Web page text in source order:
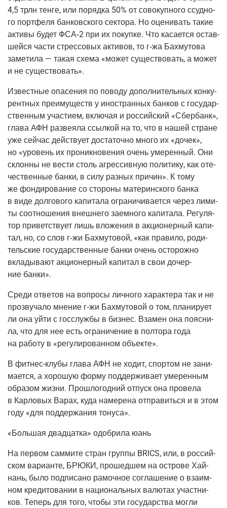
4,5 трлн тен­ге, или поряд­ка 50% от сово­куп­но­го ссуд­но­
го порт­фе­ля бан­ков­ско­го сек­то­ра. Но оце­ни­вать такие
акти­вы будет ФСА‑2 при их покуп­ке. Что каса­ет­ся остав­
шей­ся части стрес­со­вых акти­вов, то г‑жа Бахму­то­ва
заме­ти­ла — такая схе­ма «может суще­ство­вать, а может
и не существовать».
Извест­ные опа­се­ния по пово­ду допол­ни­тель­ных кон­ку­
рент­ных пре­иму­ществ у ино­стран­ных бан­ков с госу­дар­
ствен­ным уча­сти­ем, вклю­чая и рос­сий­ский «Сбер­банк»,
гла­ва АФН раз­ве­я­ла ссыл­кой на то, что в нашей стране
уже сей­час дей­ству­ет доста­точ­но мно­го их «дочек»,
но «уро­вень их про­ник­но­ве­ния очень уме­рен­ный. Они
склон­ны не вести столь агрес­сив­ную поли­ти­ку, как оте­
че­ствен­ные бан­ки, в силу раз­ных при­чин». К тому
же фон­ди­ро­ва­ние со сто­ро­ны мате­рин­ско­го бан­ка
в виде дол­го­во­го капи­та­ла огра­ни­чи­ва­ет­ся через лими­
ты соот­но­ше­ния внеш­не­го заем­но­го капи­та­ла. Регу­ля­
тор при­вет­ству­ет лишь вло­же­ния в акци­о­нер­ный капи­
тал, но, со слов г‑жи Бахму­то­вой, «как пра­ви­ло, роди­
тель­ские госу­дар­ствен­ные бан­ки очень осто­рож­но
вкла­ды­ва­ют акци­о­нер­ный капи­тал в свои дочер­
ние банки».
Сре­ди отве­тов на вопро­сы лич­но­го харак­те­ра так и не
про­зву­ча­ло мне­ние г‑жи Бахму­то­вой о том, пла­ни­ру­ет
ли она уйти с гос­служ­бы в биз­нес. Вза­мен она пояс­ни­
ла, что для нее есть огра­ни­че­ние в пол­то­ра года
на рабо­ту в «регу­ли­ро­ван­ном объекте».
В фит­нес-клу­бы гла­ва АФН не ходит, спор­том не зани­
ма­ет­ся, а хоро­шую фор­му под­дер­жи­ва­ет уме­рен­ным
обра­зом жиз­ни. Про­шло­год­ний отпуск она про­ве­ла
в Кар­ло­вых Варах, куда наме­ре­на отпра­вить­ся и в этом
году «для под­дер­жа­ния тонуса».
«Боль­шая два­дцат­ка» одоб­ри­ла юань
На пер­вом сам­ми­те стран груп­пы BRICS, или, в рос­сий­
ском вари­ан­те, БРЮКИ, про­шед­шем на ост­ро­ве Хай­
нань, было под­пи­са­но рамоч­ное согла­ше­ние о вза­им­
ном кре­ди­то­ва­нии в наци­о­наль­ных валю­тах участ­ни­
ков. Теперь для того, что­бы эти госу­дар­ства мог­ли